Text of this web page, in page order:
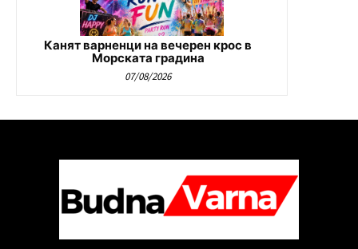
Канят варненци на вечерен крос в
Морската градина
07/08/2026